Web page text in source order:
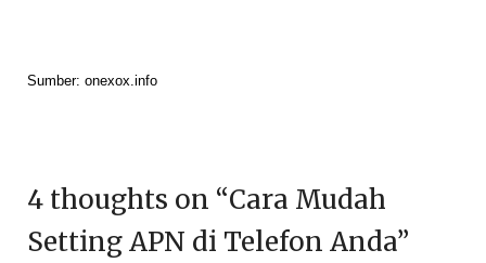
Sumber: onexox.info
4 thoughts on “Cara Mudah
Setting APN di Telefon Anda”